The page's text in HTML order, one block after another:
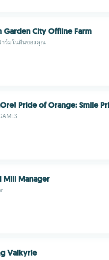
Garden City Offline Farm
าร์มในฝันของคุณ
Pride of Orange: Smile
Mill Manager
Valkyrie